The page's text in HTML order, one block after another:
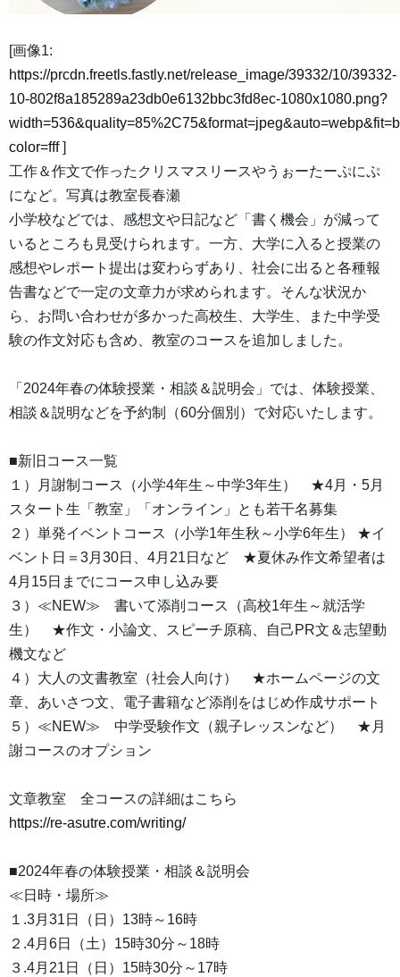
[画像1:
https://prcdn.freetls.fastly.net/release_image/39332/10/39332-
10-802f8a185289a23db0e6132bbc3fd8ec-1080x1080.png?
color=fff]
工作＆作文で作ったクリスマスリースやうぉーたーぷにぷ
になど。写真は教室長春瀬
小学校などでは、感想文や日記など「書く機会」が減って
いるところも見受けられます。一方、大学に入ると授業の
感想やレポート提出は変わらずあり、社会に出ると各種報
告書などで一定の文章力が求められます。そんな状況か
ら、お問い合わせが多かった高校生、大学生、また中学受
験の作文対応も含め、教室のコースを追加しました。
「2024年春の体験授業・相談＆説明会」では、体験授業、
相談＆説明などを予約制（60分個別）で対応いたします。
■新旧コース一覧
１）月謝制コース（小学4年生～中学3年生） ★4月・5月
スタート生「教室」「オンライン」とも若干名募集
２）単発イベントコース（小学1年生秋～小学6年生） ★イ
ベント日＝3月30日、4月21日など ★夏休み作文希望者は
4月15日までにコース申し込み要
３）≪NEW≫ 書いて添削コース（高校1年生～就活学
生） ★作文・小論文、スピーチ原稿、自己PR文＆志望動
機文など
４）大人の文書教室（社会人向け） ★ホームページの文
章、あいさつ文、電子書籍など添削をはじめ作成サポート
５）≪NEW≫ 中学受験作文（親子レッスンなど） ★月
謝コースのオプション
文章教室 全コースの詳細はこちら
https://re-asutre.com/writing/
■2024年春の体験授業・相談＆説明会
≪日時・場所≫
１.3月31日（日）13時～16時
２.4月6日（土）15時30分～18時
３.4月21日（日）15時30分～17時